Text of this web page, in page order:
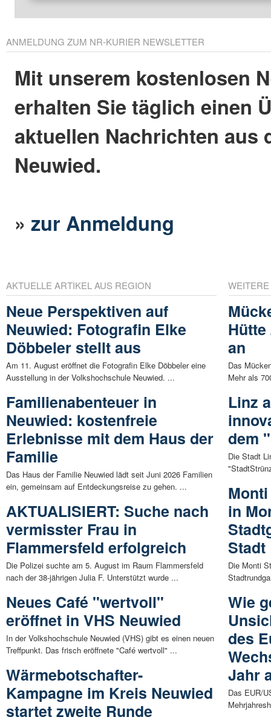
ANMELDUNG ZUM NR-KURIER NEWSLETTER
Mit unserem kostenlosen
erhalten Sie täglich einen
aktuellen Nachrichten aus
Neuwied.
»zur Anmeldung
AKTUELLE ARTIKEL AUS REGION
Neue Perspektiven auf
Neuwied: Fotografin Elke
Döbbeler stellt aus
Am 11. August eröffnet die Fotografin Elke Döbbeler eine
Ausstellung in der Volkshochschule Neuwied. ...
Familienabenteuer in
Neuwied: kostenfreie
Erlebnisse mit dem Haus der
Familie
Das Haus der Familie Neuwied lädt seit Juni 2026 Familien
ein, gemeinsam auf Entdeckungsreise zu gehen. ...
AKTUALISIERT: Suche nach
vermisster Frau in
Flammersfeld erfolgreich
Die Polizei suchte am 5. August im Raum Flammersfeld
nach der 38-jährigen Julia F. Unterstützt wurde ...
Neues Café "wertvoll"
eröffnet in VHS Neuwied
In der Volkshochschule Neuwied (VHS) gibt es einen neuen
Treffpunkt. Das frisch eröffnete "Café wertvoll" ...
Wärmebotschafter-
Kampagne im Kreis Neuwied
startet zweite Runde
an
Das
Mehr als
Linz
dem
Die Stadt
in
Stadt
Die Monti
Wie
des
Jahr
Das EUR/